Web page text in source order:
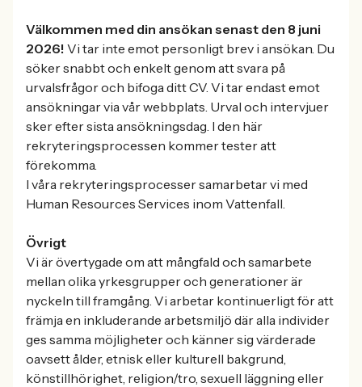
Välkommen med din ansökan senast den 8 juni
2026! Vi tar inte emot personligt brev i ansökan. Du
söker snabbt och enkelt genom att svara på
urvalsfrågor och bifoga ditt CV. Vi tar endast emot
ansökningar via vår webbplats. Urval och intervjuer
sker efter sista ansökningsdag. I den här
rekryteringsprocessen kommer tester att
förekomma.
I våra rekryteringsprocesser samarbetar vi med
Human Resources Services inom Vattenfall.
Övrigt
Vi är övertygade om att mångfald och samarbete
mellan olika yrkesgrupper och generationer är
nyckeln till framgång. Vi arbetar kontinuerligt för att
främja en inkluderande arbetsmiljö där alla individer
ges samma möjligheter och känner sig värderade
oavsett ålder, etnisk eller kulturell bakgrund,
könstillhörighet, religion/tro, sexuell läggning eller